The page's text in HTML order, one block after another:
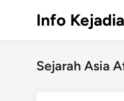
Info
Sejarah Asia